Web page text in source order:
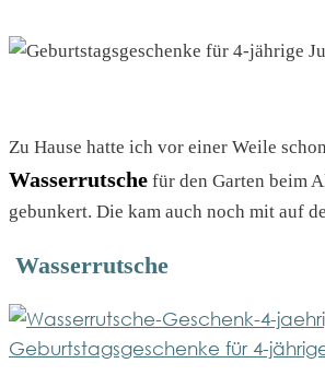
Zu Hause hatte ich vor einer Weile
Wasserrutsche für den Garten beim
gebunkert. Die kam auch noch mit auf
Wasserrutsche